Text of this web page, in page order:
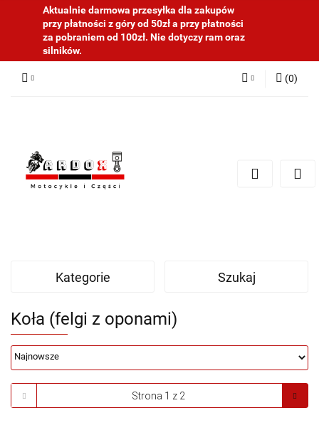
Aktualnie darmowa przesyłka dla zakupów
przy płatności z góry od 50zł a przy płatności
za pobraniem od 100zł. Nie dotyczy ram oraz
silników.
(0)
Kategorie Szukaj
Koła (felgi z oponami)